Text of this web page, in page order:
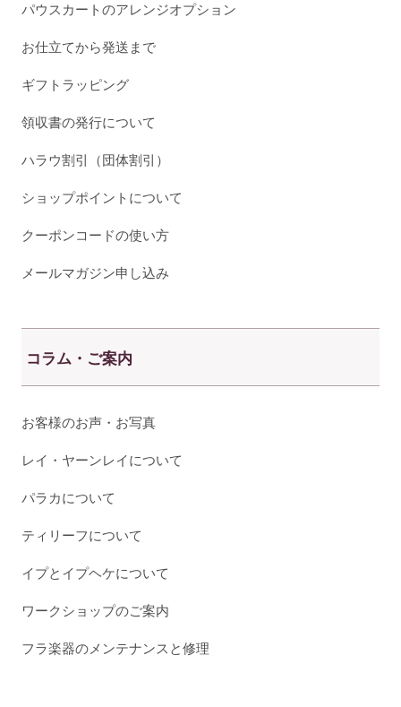
パウスカートのアレンジオプション
お仕立てから発送まで
ギフトラッピング
領収書の発行について
ハラウ割引（団体割引）
ショップポイントについて
クーポンコードの使い方
メールマガジン申し込み
コラム・ご案内
お客様のお声・お写真
レイ・ヤーンレイについて
パラカについて
ティリーフについて
イプとイプヘケについて
ワークショップのご案内
フラ楽器のメンテナンスと修理